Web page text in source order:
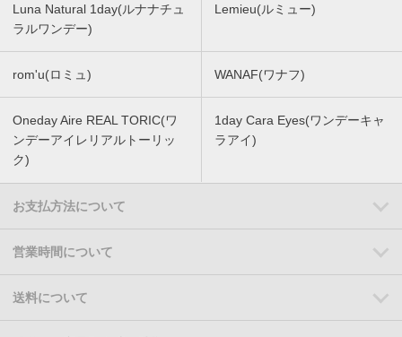
Luna Natural 1day(ルナナチュ
ラルワンデー)
Lemieu(ルミュー)
rom'u(ロミュ) WANAF(ワナフ)
Oneday Aire REAL TORIC(ワ
ンデーアイレリアルトーリッ
ク)
1day Cara Eyes(ワンデーキャ
ラアイ)
お支払方法について
営業時間について
送料について